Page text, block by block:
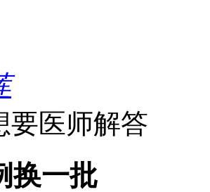
要医师解答
换一批